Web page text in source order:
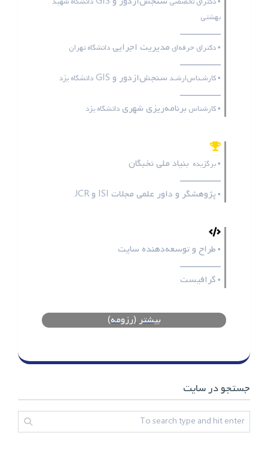
بهشتی
ـــــــــــــــــ
• دکترای حرفه‌ای مدیریت اجرایی دانشگاه تهران
ـــــــــــــــــ
• کارشـناس‌ارشـد سنجش‌ازدور و GIS دانشگاه یزد
ـــــــــــــــــ
• کارشناس برنامه‌ریزی شهری دانشگاه یزد
• برگزیده بنیاد ملی نخبگان
ـــــــــــــــــ
• پژوهشگر و داور علمی مجلات ISI وJCR
• طراح و توسعه‌دهنده سایت
ـــــــــــــــــ
• گرافیست
بیشتر (رزومه)
جستجو در سایت